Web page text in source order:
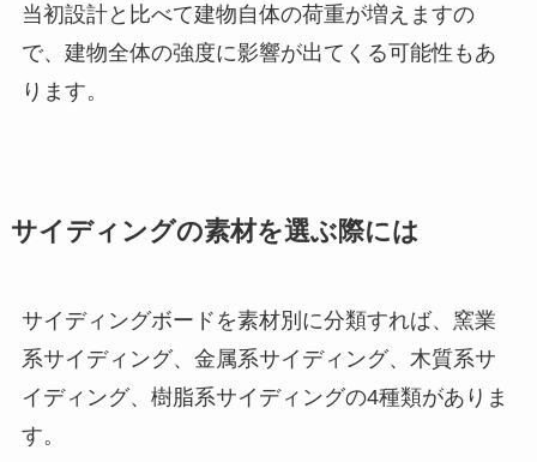
当初設計と比べて建物自体の荷重が増えますの
で、建物全体の強度に影響が出てくる可能性もあ
ります。
サイディングの素材を選ぶ際には
サイディングボードを素材別に分類すれば、窯業
系サイディング、金属系サイディング、木質系サ
イディング、樹脂系サイディングの4種類がありま
す。